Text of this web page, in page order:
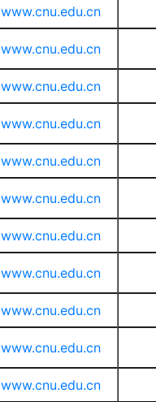
www.cnu.edu.cn
www.cnu.edu.cn
www.cnu.edu.cn
www.cnu.edu.cn
www.cnu.edu.cn
www.cnu.edu.cn
www.cnu.edu.cn
www.cnu.edu.cn
www.cnu.edu.cn
www.cnu.edu.cn
www.cnu.edu.cn